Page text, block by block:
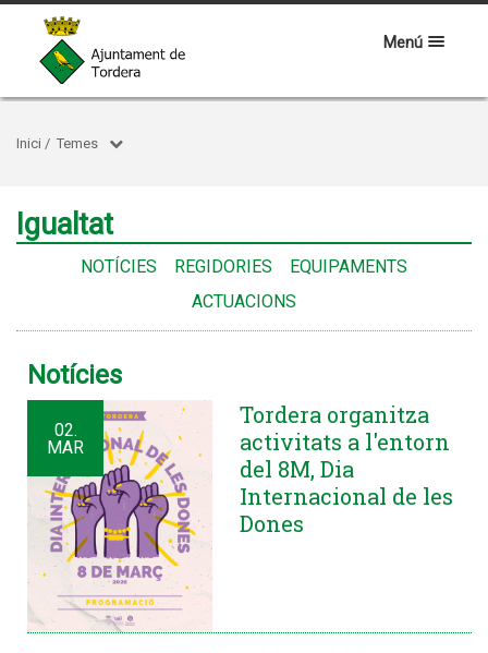
Menú
Inici / Temes
Igualtat
NOTÍCIES REGIDORIES
EQUIPAMENTS
ACTUACIONS
Notícies
02.
MAR
Tordera organitza
activitats a l'entorn
del 8M, Dia
Internacional de les
Dones